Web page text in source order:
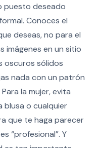
puesto deseado
Conoces el
deseas, no para el
imágenes en un sitio
oscuros sólidos
nada con un patrón
la mujer, evita
blusa o cualquier
que te haga parecer
“profesional”. Y